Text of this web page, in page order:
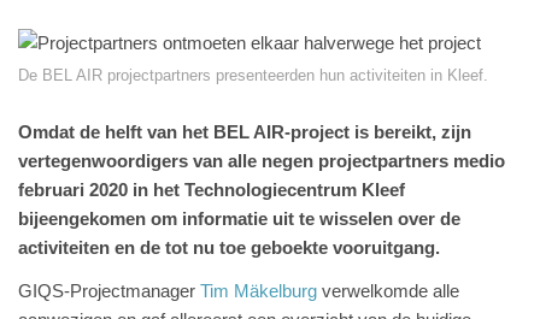
De BEL AIR projectpartners presenteerden hun activiteiten in Kleef.
Omdat de helft van het BEL AIR-project is bereikt, zijn
vertegenwoordigers van alle negen projectpartners medio
februari 2020 in het Technologiecentrum Kleef
bijeengekomen om informatie uit te wisselen over de
activiteiten en de tot nu toe geboekte vooruitgang.
GIQS-Projectmanager Tim Mäkelburg verwelkomde alle